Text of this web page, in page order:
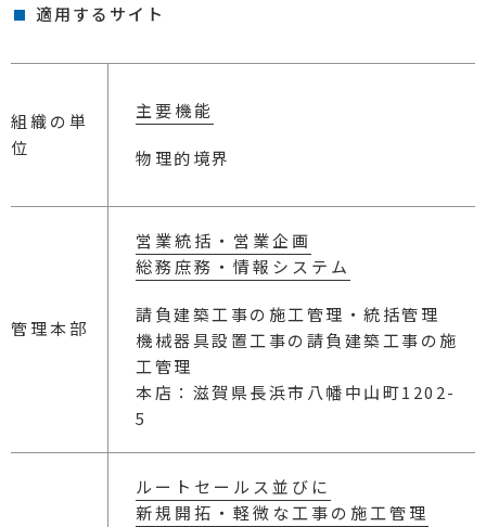
適用するサイト
組織の単
位
主要機能
物理的境界
管理本部
営業統括・営業企画
総務庶務・情報システム
請負建築工事の施工管理・統括管理
機械器具設置工事の請負建築工事の施
工管理
本店：滋賀県長浜市八幡中山町1202-
5
ルートセールス並びに
新規開拓・軽微な工事の施工管理